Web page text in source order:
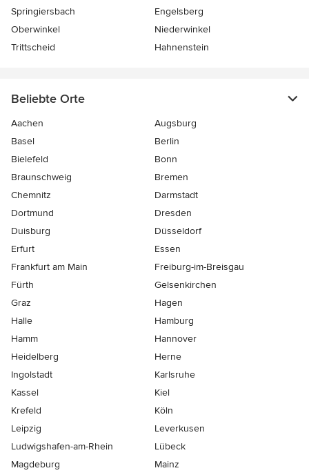
Springiersbach
Engelsberg
Oberwinkel
Niederwinkel
Trittscheid
Hahnenstein
Beliebte Orte
Aachen
Augsburg
Basel
Berlin
Bielefeld
Bonn
Braunschweig
Bremen
Chemnitz
Darmstadt
Dortmund
Dresden
Duisburg
Düsseldorf
Erfurt
Essen
Frankfurt am Main
Freiburg-im-Breisgau
Fürth
Gelsenkirchen
Graz
Hagen
Halle
Hamburg
Hamm
Hannover
Heidelberg
Herne
Ingolstadt
Karlsruhe
Kassel
Kiel
Krefeld
Köln
Leipzig
Leverkusen
Ludwigshafen-am-Rhein
Lübeck
Magdeburg
Mainz